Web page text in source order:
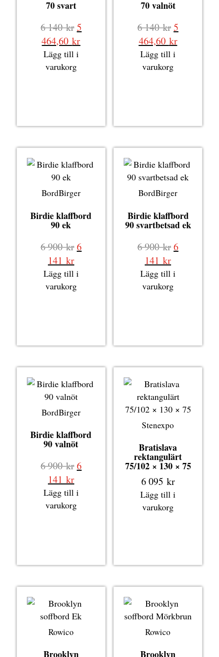
70 svart
6 140krDet
ursprungliga
priset
var:
5
464,60krDet
Lägg till i
varukorg
70 valnöt
6 140krDet
priset
var:
5
464,60 krDet
Lägg till i
varukorg
BordBirger
Birdie klaffbord
90 ek
6 900krDet
priset
var:
6
141 krDet
nuvarande
priset
Lägg till i
varukorg
BordBirger
Birdie klaffbord
90 svartbetsad ek
6 900krDet
priset
var:
6
141 krDet
nuvarande
priset
Lägg till i
varukorg
BordBirger
Birdie klaffbord
90 valnöt
6 900krDet
priset
var:
6
141 krDet
nuvarande
priset
Lägg till i
varukorg
Stenexpo
Bratislava
rektangulärt
75/102 × 130 × 75
6 095 kr
Lägg till i
varukorg
Rowico
Brooklyn
Rowico
Brooklyn